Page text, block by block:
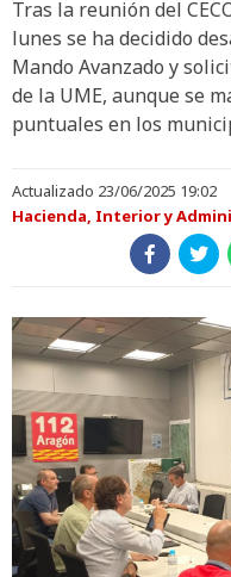
Tras la reunión del
lunes se ha decidido
Mando Avanzado y
de la UME, aunque se
puntuales en los
Actualizado 23/06/2025 19:02
Hacienda, Interior y